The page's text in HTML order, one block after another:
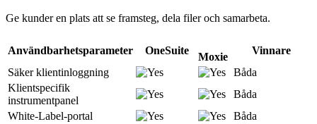
Ge kunder en plats att se framsteg, dela filer och samarbeta.
Användbarhetsparameter OneSuite
Moxie
Vinnare
Säker klientinloggning
Båda
Klientspecifik
instrumentpanel
Båda
White-Label-portal
Båda